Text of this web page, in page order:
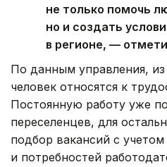
не только помочь
но и создать
в регионе, —
По данным управления,
человек относятся к
Постоянную работу уже
переселенцев, для
подбор вакансий с
и потребностей